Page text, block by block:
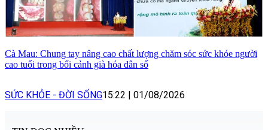
Cà Mau: Chung tay nâng cao chất lượng chăm sóc sức khỏe người
cao tuổi trong bối cảnh già hóa dân số
SỨC KHỎE - ĐỜI SỐNG15:22 01/08/2026